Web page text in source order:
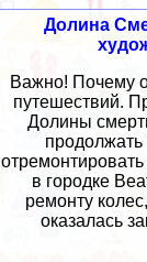
Долина
Важно! Почему
путешествий.
Долины
в городке
ремонту
оказалась